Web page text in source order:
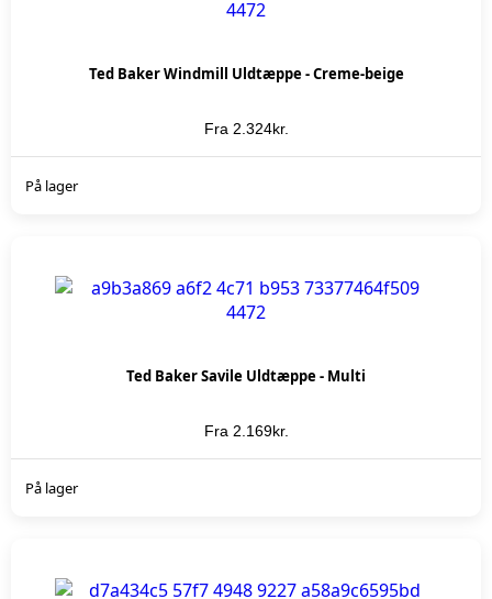
Ted Baker Windmill Uldtæppe - Creme-beige
Fra 2.324kr.
På lager
Ted Baker Savile Uldtæppe - Multi
Fra 2.169kr.
På lager